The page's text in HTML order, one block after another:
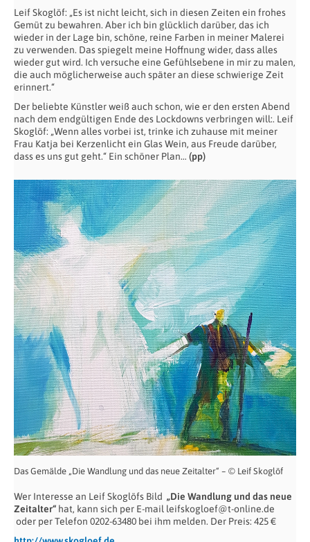
Leif Skoglöf: „Es ist nicht leicht, sich in diesen Zeiten ein frohes
Gemüt zu bewahren. Aber ich bin glücklich darüber, das ich
wieder in der Lage bin, schöne, reine Farben in meiner Malerei
zu verwenden. Das spiegelt meine Hoffnung wider, dass alles
wieder gut wird. Ich versuche eine Gefühlsebene in mir zu malen,
die auch möglicherweise auch später an diese schwierige Zeit
erinnert.“
Der beliebte Künstler weiß auch schon, wie er den ersten Abend
nach dem endgültigen Ende des Lockdowns verbringen will:. Leif
Skoglöf: „Wenn alles vorbei ist, trinke ich zuhause mit meiner
Frau Katja bei Kerzenlicht ein Glas Wein, aus Freude darüber,
dass es uns gut geht.“ Ein schöner Plan… (pp)
Das Gemälde „Die Wandlung und das neue Zeitalter“ – © Leif Skoglöf
Wer Interesse an Leif Skoglöfs Bild „Die Wandlung und das neue
Zeitalter“ hat, kann sich per E-mail leifskogloef@t-online.de
oder per Telefon 0202-63480 bei ihm melden. Der Preis: 425 €